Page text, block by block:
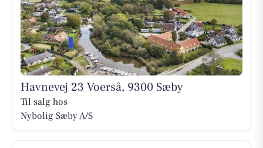
Havnevej 23 Voerså, 9300 Sæby
Til salg hos
Nybolig Sæby A/S